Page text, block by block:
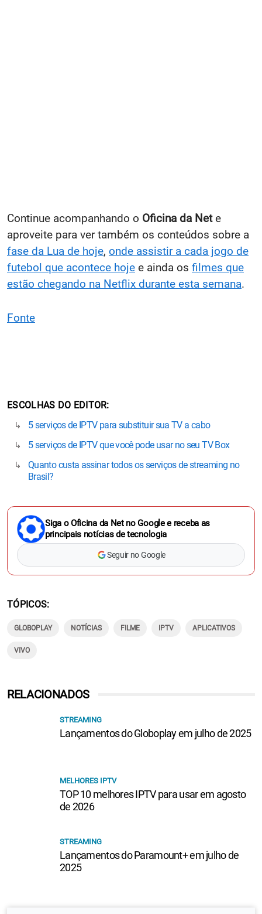
Continue acompanhando o Oficina da Nete
aproveite para ver também os conteúdos sobre a
fase da Lua de hoje, onde assistir a cada jogo de
futebol que acontece hoje e ainda os filmes que
estão chegando na Netflix durante esta semana.
Fonte
ESCOLHAS DO EDITOR
5 serviços de IPTV para substituir sua TV a cabo
5 serviços de IPTV que você pode usar no seu TV Box
Quanto custa assinar todos os serviços de streaming no
Brasil?
Siga o Oficina da Net no Google e receba as
principais notícias de tecnologia
Seguir no Google
TÓPICOS
GLOBOPLAY NOTÍCIAS FILME IPTV APLICATIVOS
VIVO
RELACIONADOS
STREAMING
Lançamentos do Globoplay em julho de 2025
MELHORES IPTV
TOP 10 melhores IPTV para usar em agosto
de 2026
STREAMING
Lançamentos do Paramount+ em julho de
2025